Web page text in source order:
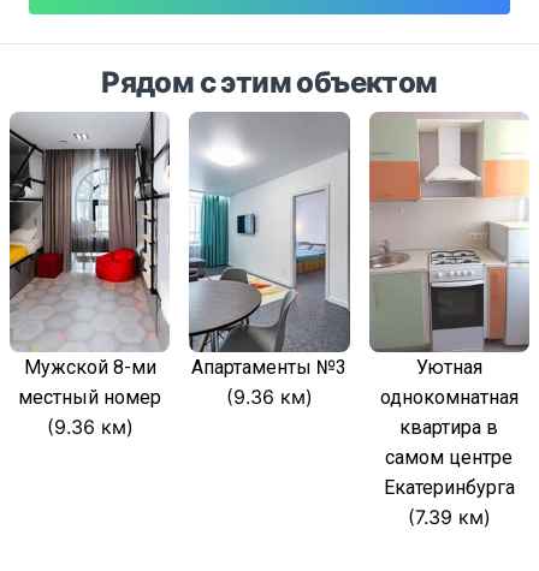
Рядом с этим объектом
Мужской 8-ми
местный номер
(9.36 км)
Апартаменты №3
(9.36 км)
Уютная
однокомнатная
квартира в
самом центре
Екатеринбурга
(7.39 км)